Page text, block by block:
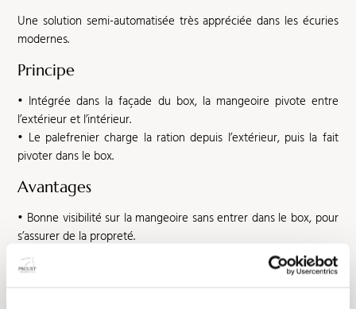
Une solution semi-automatisée très appréciée dans les écuries
modernes.
Principe
• Intégrée dans la façade du box, la mangeoire pivote entre
l’extérieur et l’intérieur.
• Le palefrenier charge la ration depuis l’extérieur, puis la fait
pivoter dans le box.
Avantages
• Bonne visibilité sur la mangeoire sans entrer dans le box, pour
s’assurer de la propreté.
• Pratique pour préparer des rations complexes (granulés,
compléments).